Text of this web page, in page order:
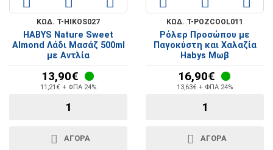
ΚΩΔ. T-HIKOS027
HABYS Nature Sweet
Almond Λάδι Μασάζ 500ml
με Αντλία
13,90€
11,21€ + ΦΠΑ 24%
ΑΓΟΡΑ
ΚΩΔ. T-POZCOOL011
Ρόλερ Προσώπου με
Παγοκύστη και Χαλαζία
Habys Μωβ
16,90€
13,63€ + ΦΠΑ 24%
ΑΓΟΡΑ